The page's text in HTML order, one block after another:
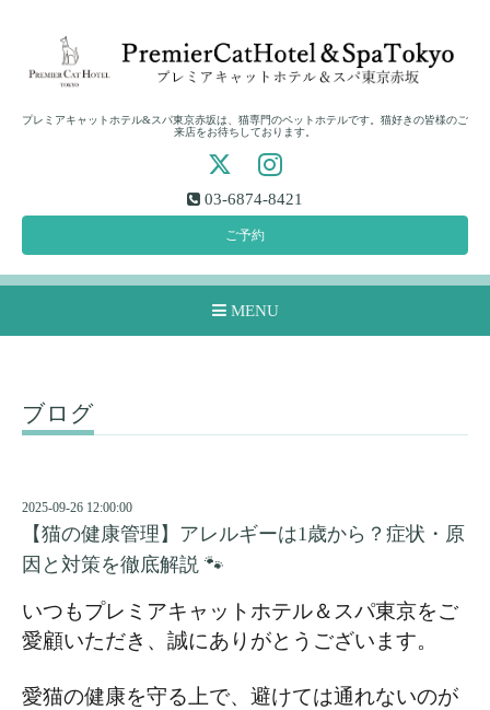
プレミアキャットホテル&スパ東京赤坂は、猫専門のペットホテルです。猫好きの皆様のご
来店をお待ちしております。
03-6874-8421
ご予約
MENU
ブログ
2025-09-26 12:00:00
【猫の健康管理】アレルギーは1歳から？症状・原
因と対策を徹底解説 🐾
いつもプレミアキャットホテル＆スパ東京をご
愛顧いただき、誠にありがとうございます。
愛猫の健康を守る上で、避けては通れないのが